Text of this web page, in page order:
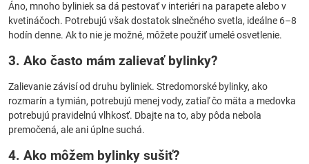
Áno, mnoho byliniek sa dá pestovať v interiéri na parapete alebo v
kvetináčoch. Potrebujú však dostatok slnečného svetla, ideálne 6–8
hodín denne. Ak to nie je možné, môžete použiť umelé osvetlenie.
3. Ako často mám zalievať bylinky?
Zalievanie závisí od druhu byliniek. Stredomorské bylinky, ako
rozmarín a tymián, potrebujú menej vody, zatiaľ čo mäta a medovka
potrebujú pravidelnú vlhkosť. Dbajte na to, aby pôda nebola
premočená, ale ani úplne suchá.
4. Ako môžem bylinky sušiť?